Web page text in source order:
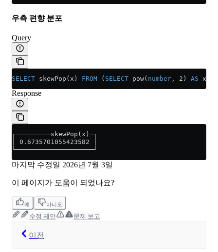
우측 편향 분포
Query
SELECT skewPop(x) FROM ( SELECT pow( number , 2 ) AS x
Response
┌─────────skewPop(x)─┐
│ 0.6735701055423582 │
└────────────────────┘
마지막 수정일 2026년 7월 3일
이 페이지가 도움이 되었나요?
예 아니오
수정 제안 문제 보고
이전